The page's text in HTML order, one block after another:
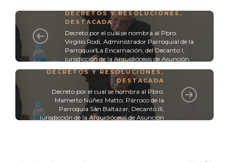
DECRETOS Y RESOLUCIONES,
DESTACADA
Decreto por el cual se nombra al Pbro.
Virgilio Rodi, Administrador Parroquial de la
Parroquia La Encarnación, del Decanto I,
jurisdicción de la Arquidiócesis de Asunción
DECRETOS Y RESOLUCIONES,
DESTACADA
Decreto por el cual se nombra al Pbro.
Mamerto Núñez Matto, Párroco de la
Parroquia San Baltazar, Decanto III,
jurisdicción de la Arquidiócesis de Asunción